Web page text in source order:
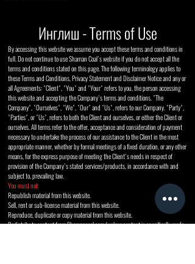
Инглиш - Terms of Use
By accessing this website we assume you accept these terms and conditions in
full. Do not continue to use Shaman Coal's website if you do not accept all the
terms and conditions stated on this page. The following terminology applies to
these Terms and Conditions, Privacy Statement and Disclaimer Notice and any or
all Agreements: "Client", "You" and "Your" refers to you, the person accessing
this website and accepting the Company's terms and conditions. "The
Company", "Ourselves", "We", "Our" and "Us", refers to our Company. "Party",
"Parties", or "Us", refers to both the Client and ourselves, or either the Client or
ourselves. All terms refer to the offer, acceptance and consideration of payment
necessary to undertake the process of our assistance to the Client in the most
appropriate manner, whether by formal meetings of a fixed duration, or any other
means, for the express purpose of meeting the Client's needs in respect of
provision of the Company's stated services/products, in accordance with and
subject to, prevailing law.
You must not:
Republish material from this website.
Sell, rent or sub-license material from this website.
Reproduce, duplicate or copy material from this website.
Redistribute content from Shamancoal.com (unless content is specifically made